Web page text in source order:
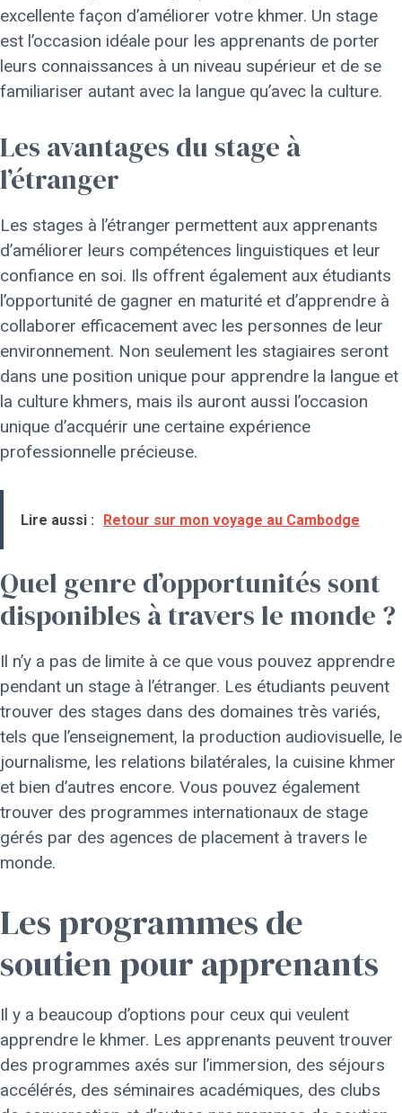
excellente façon d’améliorer votre khmer. Un stage
est l’occasion idéale pour les apprenants de porter
leurs connaissances à un niveau supérieur et de se
familiariser autant avec la langue qu’avec la culture.
Les avantages du stage à
l’étranger
Les stages à l’étranger permettent aux apprenants
d’améliorer leurs compétences linguistiques et leur
confiance en soi. Ils offrent également aux étudiants
l’opportunité de gagner en maturité et d’apprendre à
collaborer efficacement avec les personnes de leur
environnement. Non seulement les stagiaires seront
dans une position unique pour apprendre la langue et
la culture khmers, mais ils auront aussi l’occasion
unique d’acquérir une certaine expérience
professionnelle précieuse.
Lire aussi : Retour sur mon voyage au Cambodge
Quel genre d’opportunités sont
disponibles à travers le monde ?
Il n’y a pas de limite à ce que vous pouvez apprendre
pendant un stage à l’étranger. Les étudiants peuvent
trouver des stages dans des domaines très variés,
tels que l’enseignement, la production audiovisuelle, le
journalisme, les relations bilatérales, la cuisine khmer
et bien d’autres encore. Vous pouvez également
trouver des programmes internationaux de stage
gérés par des agences de placement à travers le
monde.
Les programmes de
soutien pour apprenants
Il y a beaucoup d’options pour ceux qui veulent
apprendre le khmer. Les apprenants peuvent trouver
des programmes axés sur l’immersion, des séjours
accélérés, des séminaires académiques, des clubs